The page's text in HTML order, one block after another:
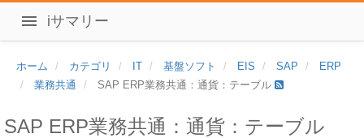
iサマリー
ホーム カテゴリ IT 基盤ソフト EIS SAP
ERP
業務共通
SAP ERP業務共通：通貨：テーブル
SAP ERP業務共通：通貨：テーブル